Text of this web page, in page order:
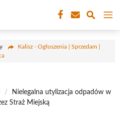
Kalisz - Ogłoszenia | Sprzedam |
/
Nielegalna utylizacja odpadów w
Straż Miejską